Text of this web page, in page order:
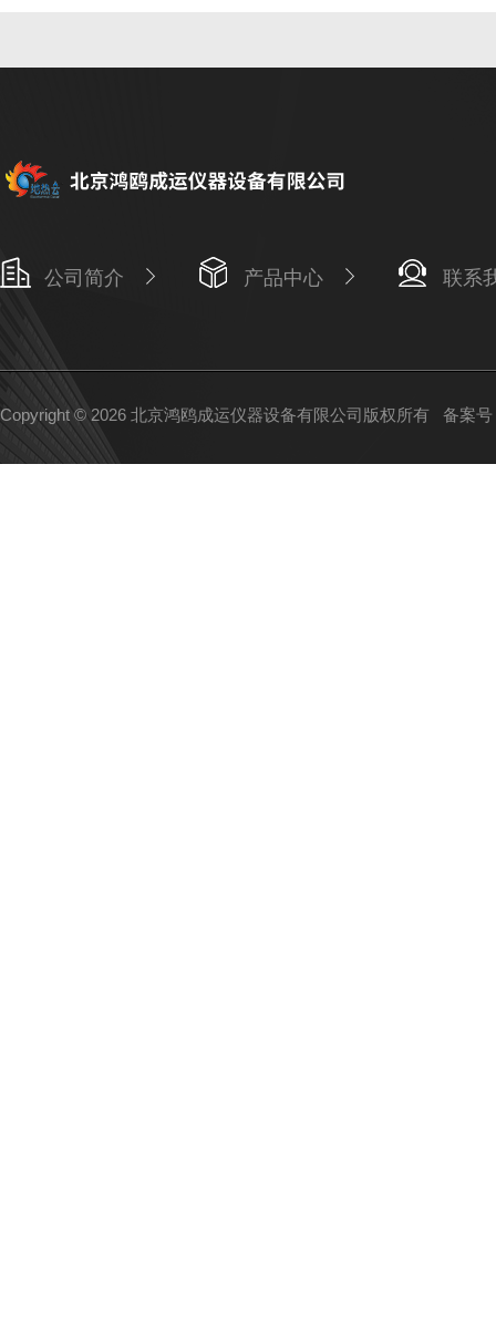
公司简介 产品中心 联系
Copyright © 2026 北京鸿鸥成运仪器设备有限公司版权所有 备案号